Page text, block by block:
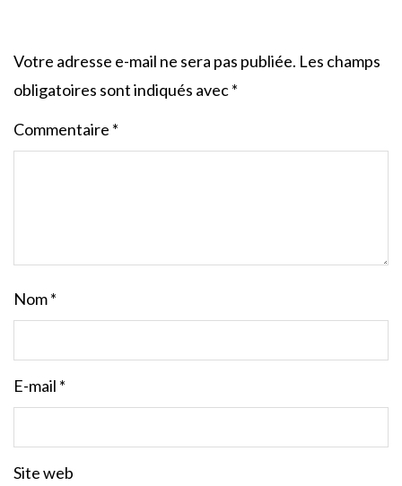
Votre adresse e-mail ne sera pas publiée. Les champs
obligatoires sont indiqués avec*
Commentaire *
Nom*
E-mail *
Site web